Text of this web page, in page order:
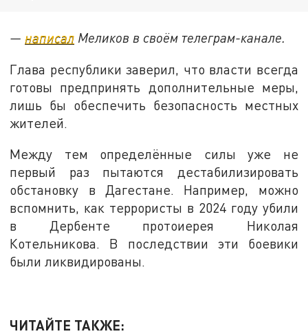
— написал Меликов в своём телеграм-канале.
Глава республики заверил, что власти всегда
готовы предпринять дополнительные меры,
лишь бы обеспечить безопасность местных
жителей.
Между тем определённые силы уже не
первый раз пытаются дестабилизировать
обстановку в Дагестане. Например, можно
вспомнить, как террористы в 2024 году убили
в Дербенте протоиерея Николая
Котельникова. В последствии эти боевики
были ликвидированы.
ЧИТАЙТЕ ТАКЖЕ: